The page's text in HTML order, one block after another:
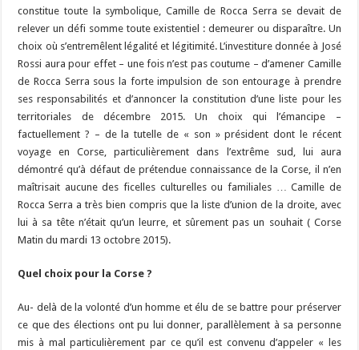
constitue toute la symbolique, Camille de Rocca Serra se devait de
relever un défi somme toute existentiel : demeurer ou disparaître. Un
choix où s’entremêlent légalité et légitimité. L’investiture donnée à José
Rossi aura pour effet – une fois n’est pas coutume – d’amener Camille
de Rocca Serra sous la forte impulsion de son entourage à prendre
ses responsabilités et d’annoncer la constitution d’une liste pour les
territoriales de décembre 2015. Un choix qui l’émancipe –
factuellement ? – de la tutelle de « son » président dont le récent
voyage en Corse, particulièrement dans l’extrême sud, lui aura
démontré qu’à défaut de prétendue connaissance de la Corse, il n’en
maîtrisait aucune des ficelles culturelles ou familiales … Camille de
Rocca Serra a très bien compris que la liste d’union de la droite, avec
lui à sa tête n’était qu’un leurre, et sûrement pas un souhait ( Corse
Matin du mardi 13 octobre 2015).
Quel choix pour la Corse ?
Au- delà de la volonté d’un homme et élu de se battre pour préserver
ce que des élections ont pu lui donner, parallèlement à sa personne
mis à mal particulièrement par ce qu’il est convenu d’appeler « les